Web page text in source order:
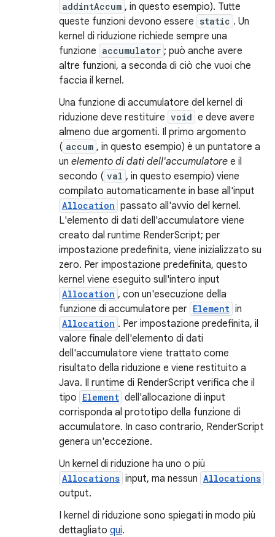
addintAccum , in questo esempio). Tutte
queste funzioni devono essere static . Un
kernel di riduzione richiede sempre una
funzione accumulator ; può anche avere
altre funzioni, a seconda di ciò che vuoi che
faccia il kernel.
Una funzione di accumulatore del kernel di
riduzione deve restituire void e deve avere
almeno due argomenti. Il primo argomento
( accum , in questo esempio) è un puntatore a
un elemento di dati dell'accumulatore e il
secondo ( val , in questo esempio) viene
compilato automaticamente in base all'input
Allocation passato all'avvio del kernel.
L'elemento di dati dell'accumulatore viene
creato dal runtime RenderScript; per
impostazione predefinita, viene inizializzato su
zero. Per impostazione predefinita, questo
kernel viene eseguito sull'intero input
Allocation , con un'esecuzione della
funzione di accumulatore per Element in
Allocation . Per impostazione predefinita, il
valore finale dell'elemento di dati
dell'accumulatore viene trattato come
risultato della riduzione e viene restituito a
Java. Il runtime di RenderScript verifica che il
tipo Element dell'allocazione di input
corrisponda al prototipo della funzione di
accumulatore. In caso contrario, RenderScript
genera un'eccezione.
Un kernel di riduzione ha uno o più
Allocations input, ma nessun Allocations
output.
I kernel di riduzione sono spiegati in modo più
dettagliato qui.